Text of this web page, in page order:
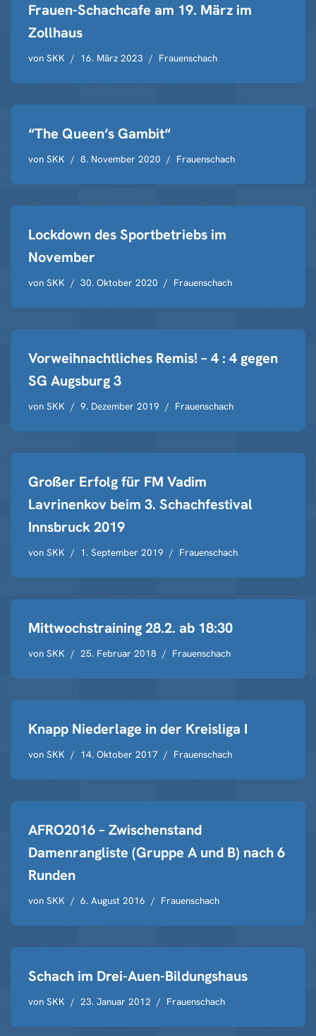
Frauen-Schachcafe am 19. März im
Zollhaus
von SKK 16. März 2023 Frauenschach
“The Queen‘s Gambit“
von SKK 8. November 2020 Frauenschach
Lockdown des Sportbetriebs im
November
von SKK 30. Oktober 2020 Frauenschach
Vorweihnachtliches Remis! – 4 : 4 gegen
SG Augsburg 3
von SKK 9. Dezember 2019 Frauenschach
Großer Erfolg für FM Vadim
Lavrinenkov beim 3. Schachfestival
Innsbruck 2019
von SKK 1. September 2019 Frauenschach
Mittwochstraining 28.2. ab 18:30
von SKK 25. Februar 2018 Frauenschach
Knapp Niederlage in der Kreisliga I
von SKK 14. Oktober 2017 Frauenschach
AFRO2016 – Zwischenstand
Damenrangliste (Gruppe A und B) nach 6
Runden
von SKK 6. August 2016 Frauenschach
Schach im Drei-Auen-Bildungshaus
von SKK 23. Januar 2012 Frauenschach